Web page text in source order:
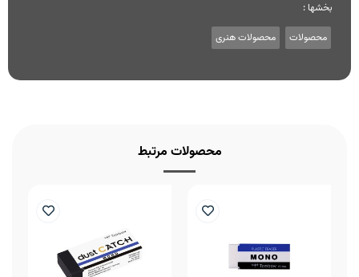
بخشها :
محصولات محصولات هنری
محصولات مرتبط